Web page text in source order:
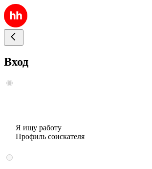
Вход
Я ищу работу
Профиль соискателя